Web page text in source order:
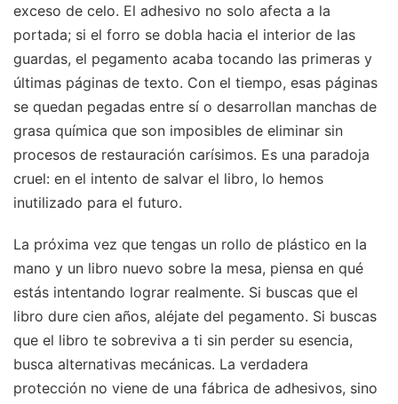
exceso de celo. El adhesivo no solo afecta a la
portada; si el forro se dobla hacia el interior de las
guardas, el pegamento acaba tocando las primeras y
últimas páginas de texto. Con el tiempo, esas páginas
se quedan pegadas entre sí o desarrollan manchas de
grasa química que son imposibles de eliminar sin
procesos de restauración carísimos. Es una paradoja
cruel: en el intento de salvar el libro, lo hemos
inutilizado para el futuro.
La próxima vez que tengas un rollo de plástico en la
mano y un libro nuevo sobre la mesa, piensa en qué
estás intentando lograr realmente. Si buscas que el
libro dure cien años, aléjate del pegamento. Si buscas
que el libro te sobreviva a ti sin perder su esencia,
busca alternativas mecánicas. La verdadera
protección no viene de una fábrica de adhesivos, sino